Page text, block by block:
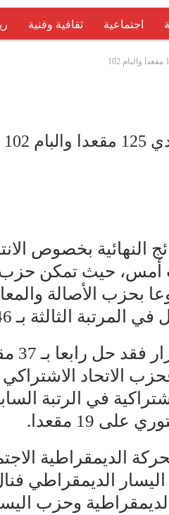
اجتماعية ثقافية وفنية
النهائية بخصوص
أمس، حيث تمكن حزب
الثالثة بـ 46 مقعدا.
أما
19 مقعدا.
الديمقراطية
اليسار الديمقراطي
وحزب